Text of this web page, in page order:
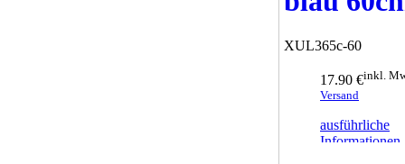
XUL365c-60
17.90 €inkl.
Versand
ausführliche
Informationen